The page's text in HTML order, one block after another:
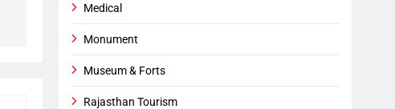
Medical
Monument
Museum & Forts
Rajasthan Tourism